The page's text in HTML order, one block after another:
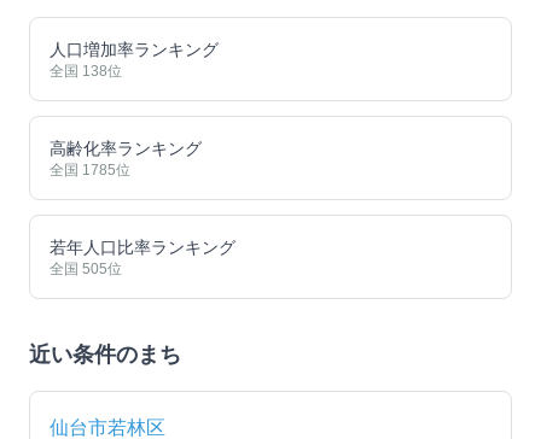
人口増加率ランキング
全国 138位
高齢化率ランキング
全国 1785位
若年人口比率ランキング
全国 505位
近い条件のまち
仙台市若林区